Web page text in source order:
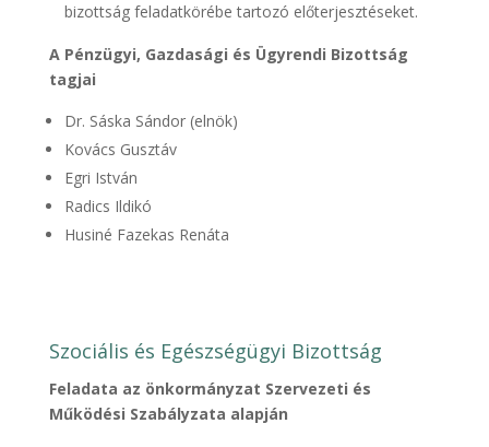
bizottság feladatkörébe tartozó előterjesztéseket.
A Pénzügyi, Gazdasági és Ügyrendi Bizottság
tagjai
Dr. Sáska Sándor (elnök)
Kovács Gusztáv
Egri István
Radics Ildikó
Husiné Fazekas Renáta
Szociális és Egészségügyi Bizottság
Feladata az önkormányzat Szervezeti és
Működési Szabályzata alapján